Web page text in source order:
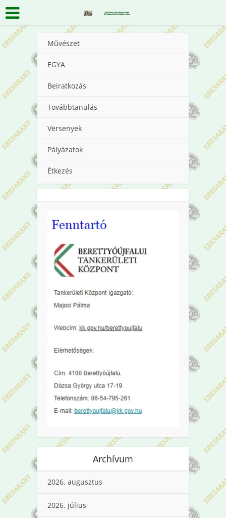
Művészet
EGYA
Beiratkozás
Továbbtanulás
Versenyek
Pályázatok
Étkezés
Archívum
2026. augusztus
2026. július